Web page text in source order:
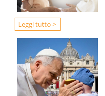
Leggi tutto >